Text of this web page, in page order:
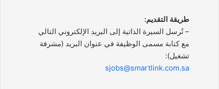
طريقة التقديم:
– تُرسل السيرة الذاتية إلى البريد الإلكتروني التالي
مع كتابة مسمى الوظيفة في عنوان البريد (مشرفة
تشغيل):
sjobs@smartlink.com.sa